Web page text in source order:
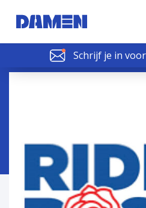
Schrijf je in
SCHELDE